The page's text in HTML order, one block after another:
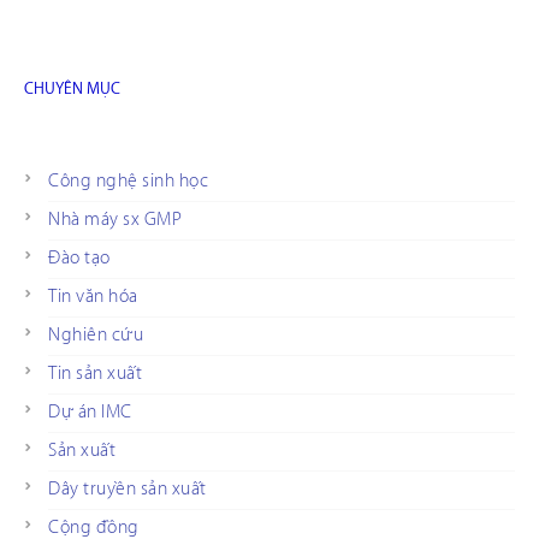
CHUYÊN MỤC
Công nghệ sinh học
Nhà máy sx GMP
Đào tạo
Tin văn hóa
Nghiên cứu
Tin sản xuất
Dự án IMC
Sản xuất
Dây truyền sản xuất
Cộng đồng